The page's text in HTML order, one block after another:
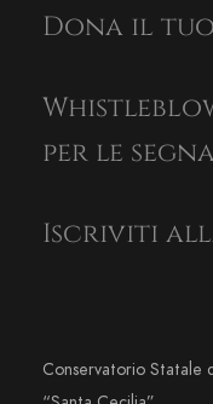
Dona il tuo
per le
Iscriviti
Conservatorio Statale